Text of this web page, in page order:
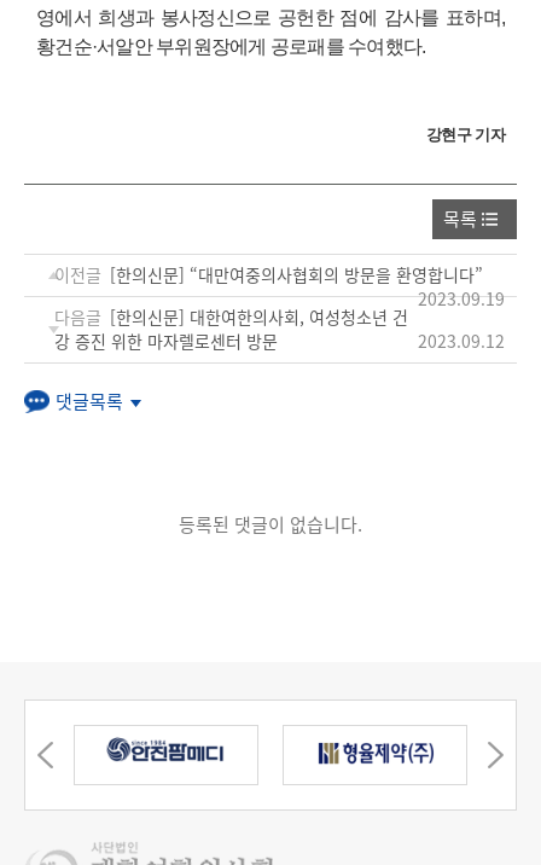
영에서 희생과 봉사정신으로 공헌한 점에 감사를 표하며,
황건순·서알안 부위원장에게 공로패를 수여했다.
강현구 기자
목록
이전글 [한의신문] “대만여중의사협회의 방문을 환영합니다”
2023.09.19
다음글 [한의신문] 대한여한의사회, 여성청소년 건
강 증진 위한 마자렐로센터 방문
2023.09.12
댓글목록
등록된 댓글이 없습니다.